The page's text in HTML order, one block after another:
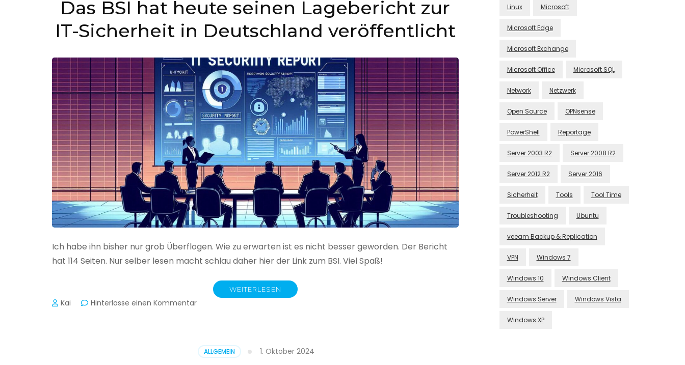
erstellen
Das BSI hat heute seinen Lagebericht zur
IT-Sicherheit in Deutschland veröffentlicht
Ich habe ihn bisher nur grob Überflogen. Wie zu erwarten ist es nicht besser geworden. Der Bericht
hat 114 Seiten. Nur selber lesen macht schlau daher hier der Link zum BSI. Viel Spaß!
WEITERLESEN
Kai Hinterlasse einen Kommentarzu
heute
seinen
ALLGEMEIN 1. Oktober 2024
Linux Microsoft
Microsoft Edge
Microsoft Exchange
Microsoft Office Microsoft SQL
Network Netzwerk
Open Source OPNsense
PowerShell Reportage
Server 2003 R2 Server 2008 R2
Server 2012 R2 Server 2016
Sicherheit Tools Tool Time
Troubleshooting Ubuntu
veeam Backup & Replication
VPN Windows 7
Windows 10 Windows Client
Windows Server Windows Vista
Windows XP